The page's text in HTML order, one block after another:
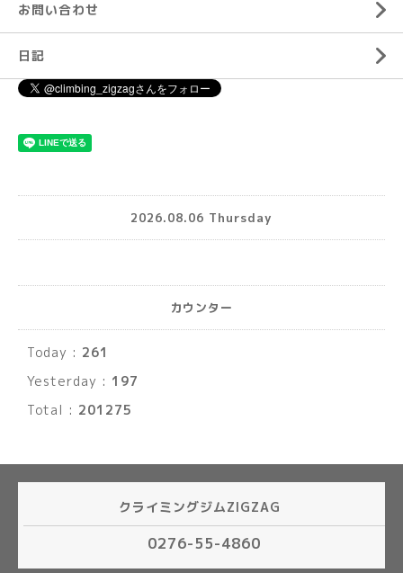
お問い合わせ
日記
2026.08.06 Thursday
カウンター
Today : 261
Yesterday : 197
Total : 201275
クライミングジムZIGZAG
0276-55-4860